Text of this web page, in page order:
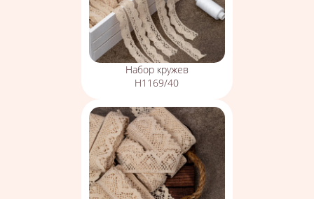
Набор кружев
Н1169/40